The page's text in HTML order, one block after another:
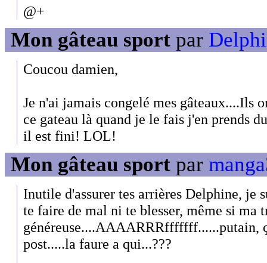
@+
Mon gâteau sport par
Coucou damien,
Je n'ai jamais congelé mes gâteaux....Ils
ce gateau là quand je le fais j'en prends
il est fini! LOL!
Mon gâteau sport par
Inutile d'assurer tes arrières Delphine, je
te faire de mal ni te blesser, même si ma
généreuse....AAAARRRfffffff......putain,
post.....la faure a qui...???